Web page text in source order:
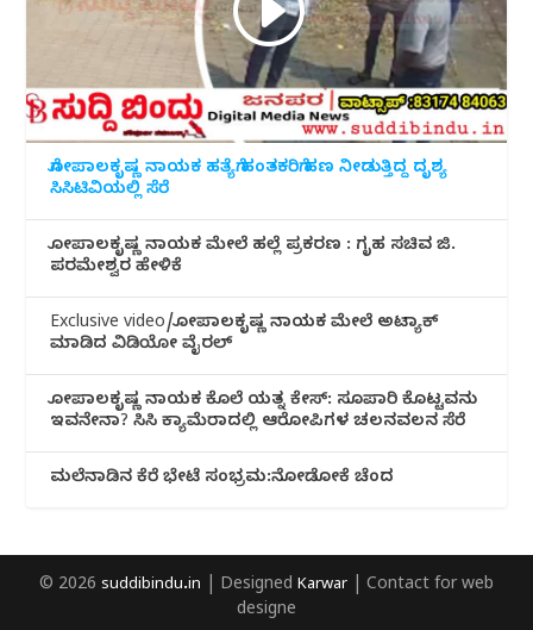
ಗೋಪಾಲಕೃಷ್ಣ ನಾಯಕ ಹತ್ಯೆಗೆ ಹಂತಕರಿಗೆ ಹಣ ನೀಡುತ್ತಿದ್ದ ದೃಶ್ಯ
ಸಿಸಿಟಿವಿಯಲ್ಲಿ ಸೆರೆ
ಗೋಪಾಲಕೃಷ್ಣ ನಾಯಕ ಮೇಲೆ ಹಲ್ಲೆ ಪ್ರಕರಣ : ಗೃಹ ಸಚಿವ ಜಿ.
ಪರಮೇಶ್ವರ ಹೇಳಿಕೆ
Exclusive video/ಗೋಪಾಲಕೃಷ್ಣ ನಾಯಕ ಮೇಲೆ ಅಟ್ಯಾಕ್
ಮಾಡಿದ ವಿಡಿಯೋ ವೈರಲ್
ಗೋಪಾಲಕೃಷ್ಣ ನಾಯಕ ಕೊಲೆ ಯತ್ನ ಕೇಸ್: ಸೂಪಾರಿ ಕೊಟ್ಟವನು
ಇವನೇನಾ? ಸಿಸಿ ಕ್ಯಾಮೆರಾದಲ್ಲಿ ಆರೋಪಿಗಳ ಚಲನವಲನ ಸೆರೆ
ಮಲೆನಾಡಿ‌ನ ಕೆರೆ ಭೇಟೆ ಸಂಭ್ರಮ:ನೋಡೋಕೆ ಚೆಂದ
© 2026 suddibindu.in | Designed Karwar | Contact for web
designe